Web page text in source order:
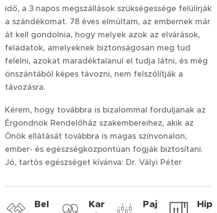
idő, a 3 napos megszállások szükségessége felülírják
a szándékomat. 78 éves elmúltam, az embernek már
át kell gondolnia, hogy melyek azok az elvárások,
feladatok, amelyeknek biztonságosan meg tud
felelni, azokat maradéktalanul el tudja látni, és még
önszántából képes távozni, nem felszólítják a
távozásra.
Kérem, hogy továbbra is bizalommal forduljanak az
Érgondnok Rendelőház szakembereihez, akik az
Önök ellátását továbbra is magas színvonalon,
ember- és egészségközpontúan fogják biztosítani.
Jó, tartós egészséget kívánva: Dr. Vályi Péter
Bel
Kar
Paj
Hip